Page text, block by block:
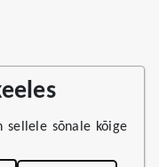
sõnale kõige